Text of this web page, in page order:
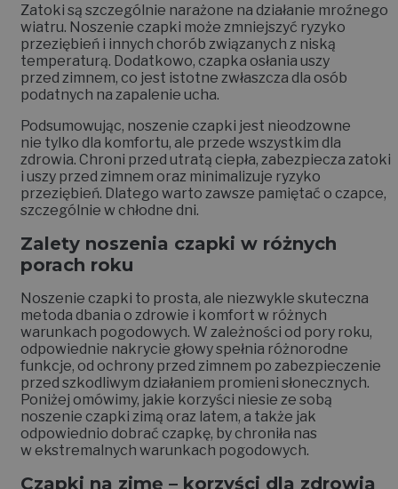
Zatoki są szczególnie narażone na działanie mroźnego
wiatru. Noszenie czapki może zmniejszyć ryzyko
przeziębień i innych chorób związanych z niską
temperaturą. Dodatkowo, czapka osłania uszy
przed zimnem, co jest istotne zwłaszcza dla osób
podatnych na zapalenie ucha.
Podsumowując, noszenie czapki jest nieodzowne
nie tylko dla komfortu, ale przede wszystkim dla
zdrowia. Chroni przed utratą ciepła, zabezpiecza zatoki
i uszy przed zimnem oraz minimalizuje ryzyko
przeziębień. Dlatego warto zawsze pamiętać o czapce,
szczególnie w chłodne dni.
Zalety noszenia czapki w różnych
porach roku
Noszenie czapki to prosta, ale niezwykle skuteczna
metoda dbania o zdrowie i komfort w różnych
warunkach pogodowych. W zależności od pory roku,
odpowiednie nakrycie głowy spełnia różnorodne
funkcje, od ochrony przed zimnem po zabezpieczenie
przed szkodliwym działaniem promieni słonecznych.
Poniżej omówimy, jakie korzyści niesie ze sobą
noszenie czapki zimą oraz latem, a także jak
odpowiednio dobrać czapkę, by chroniła nas
w ekstremalnych warunkach pogodowych.
Czapki na zimę – korzyści dla zdrowia